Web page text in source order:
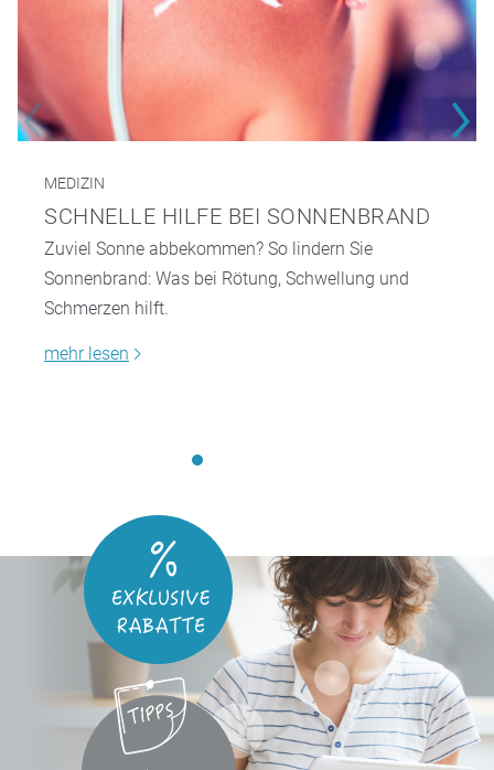
MEDIZIN
SCHNELLE HILFE BEI SONNENBRAND
Zuviel Sonne abbekommen? So lindern Sie
Sonnenbrand: Was bei Rötung, Schwellung und
Schmerzen hilft.
mehr lesen